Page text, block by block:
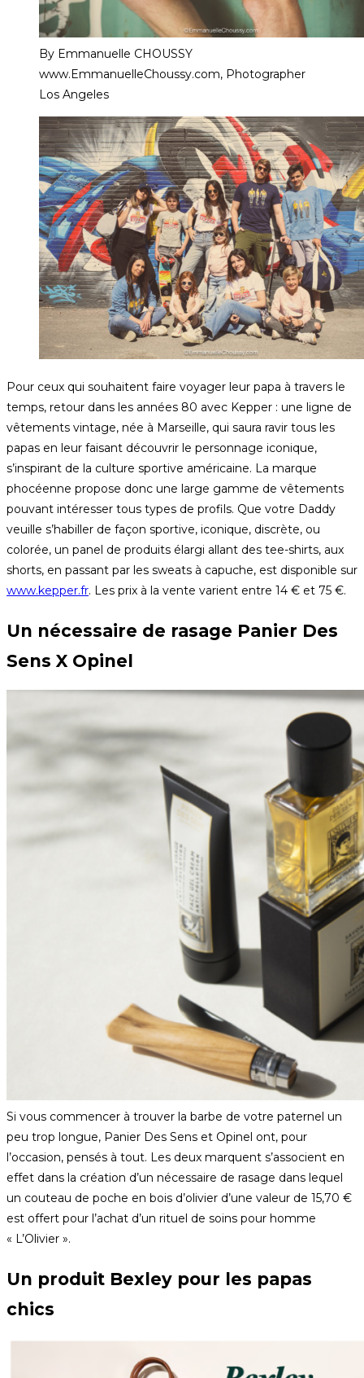
By Emmanuelle CHOUSSY
www.EmmanuelleChoussy.com, Photographer
Los Angeles
Pour ceux qui souhaitent faire voyager leur papa à travers le
temps, retour dans les années 80 avec Kepper : une ligne de
vêtements vintage, née à Marseille, qui saura ravir tous les
papas en leur faisant découvrir le personnage iconique,
s’inspirant de la culture sportive américaine. La marque
phocéenne propose donc une large gamme de vêtements
pouvant intéresser tous types de profils. Que votre Daddy
veuille s’habiller de façon sportive, iconique, discrète, ou
colorée, un panel de produits élargi allant des tee-shirts, aux
shorts, en passant par les sweats à capuche, est disponible sur
www.kepper.fr. Les prix à la vente varient entre 14 € et 75 €.
Un nécessaire de rasage Panier Des
Sens X Opinel
Si vous commencer à trouver la barbe de votre paternel un
peu trop longue, Panier Des Sens et Opinel ont, pour
l’occasion, pensés à tout. Les deux marquent s’associent en
effet dans la création d’un nécessaire de rasage dans lequel
un couteau de poche en bois d’olivier d’une valeur de 15,70 €
est offert pour l’achat d’un rituel de soins pour homme
« L’Olivier ».
Un produit Bexley pour les papas
chics